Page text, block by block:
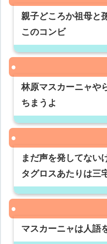
親子どころか祖母と
このコンビ
林原マスカーニャや
ちまうよ
まだ声を発してない
タグロスあたりは三
マスカーニャは人語